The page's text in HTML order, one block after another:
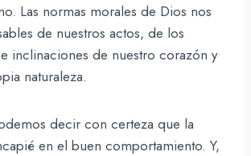
Las normas morales de Dios nos
de nuestros actos, de los
inclinaciones de nuestro corazón y
naturaleza.
decir con certeza que la
en el buen comportamiento. Y,